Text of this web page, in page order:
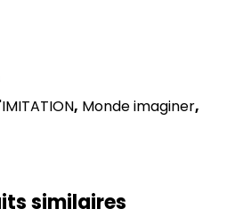
, Monde imaginer,
similaires